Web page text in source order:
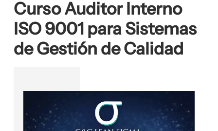
Curso Auditor Interno
ISO 9001 para Sistemas
de Gestión de Calidad